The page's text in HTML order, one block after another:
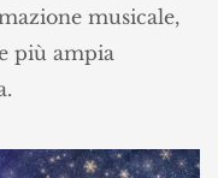
musicale,
più ampia